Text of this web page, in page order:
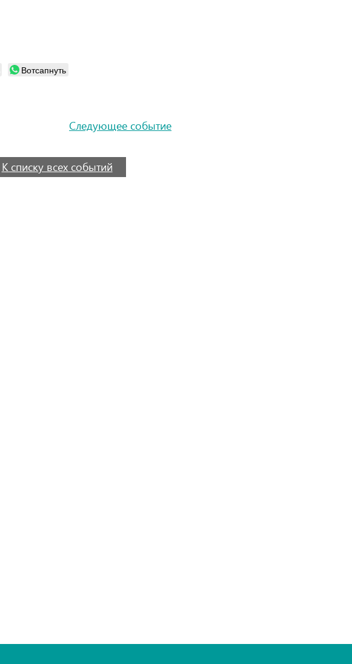
Вотсапнуть
Следующее событие
К списку всех событий